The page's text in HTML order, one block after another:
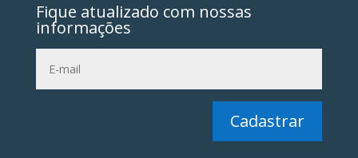
Fique atualizado com nossas
informações
Cadastrar